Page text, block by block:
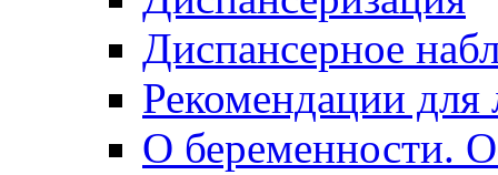
Диспансерное
Рекомендации для
О беременности.